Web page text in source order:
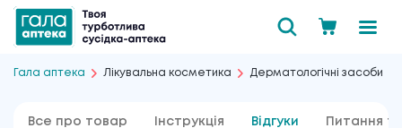
Гала аптека Лікувальна косметика Дерматологічні засоби
Все про товар Інструкція Відгуки Питання та